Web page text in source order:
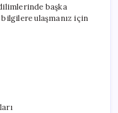
başka
ulaşmanız için